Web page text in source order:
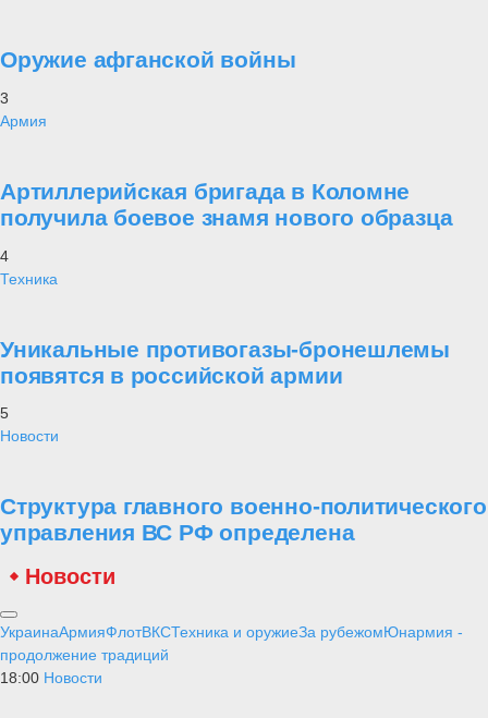
Оружие афганской войны
3
Армия
Артиллерийская бригада в Коломне
получила боевое знамя нового образца
4
Техника
Уникальные противогазы-бронешлемы
появятся в российской армии
5
Новости
Структура главного военно-политического
управления ВС РФ определена
Новости
УкраинаАрмияФлотВКСТехника и оружиеЗа рубежомЮнармия -
продолжение традиций
18:00 Новости